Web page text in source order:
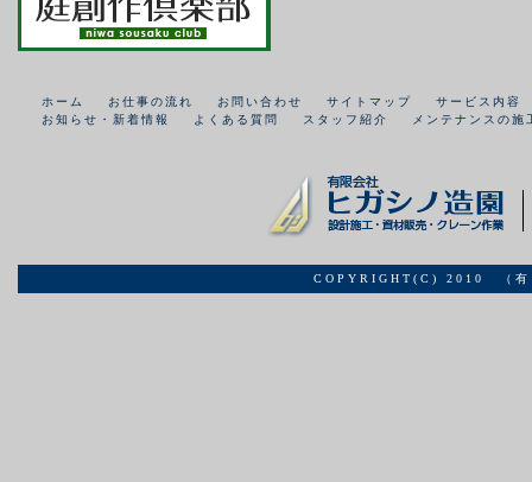
ホーム お仕事の流れ お問い合わせ サイトマップ
サービス内容
お知らせ・新着情報
よくある質問 スタッフ紹介 メンテナンスの施
COPYRIGHT(C) 2010 （